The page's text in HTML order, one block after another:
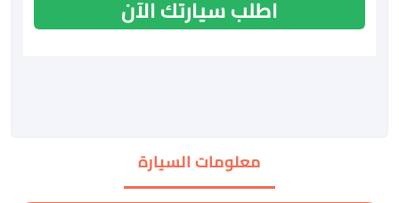
اطلب سيارتك الآن
معلومات السيارة